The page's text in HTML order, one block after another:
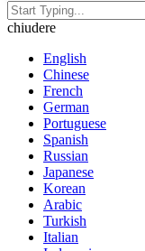
chiudere
English
Chinese
French
German
Portuguese
Spanish
Russian
Japanese
Korean
Arabic
Turkish
Italian